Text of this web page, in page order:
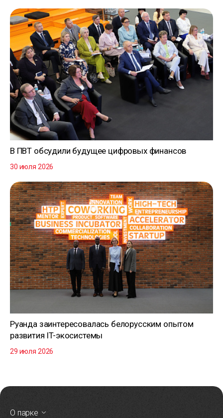
В ПВТ обсудили будущее цифровых финансов
30 июля 2026
Руанда заинтересовалась белорусским опытом
развития IT-экосистемы
29 июля 2026
О парке